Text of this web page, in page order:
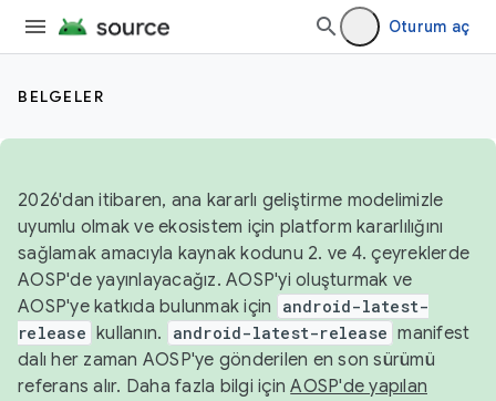
Oturum aç
BELGELER
2026'dan itibaren, ana kararlı geliştirme modelimizle
uyumlu olmak ve ekosistem için platform kararlılığını
sağlamak amacıyla kaynak kodunu 2. ve 4. çeyreklerde
AOSP'de yayınlayacağız. AOSP'yi oluşturmak ve
AOSP'ye katkıda bulunmak için
android-latest-
release kullanın. android-latest-release manifest
dalı her zaman AOSP'ye gönderilen en son sürümü
referans alır. Daha fazla bilgi içinAOSP'de yapılan